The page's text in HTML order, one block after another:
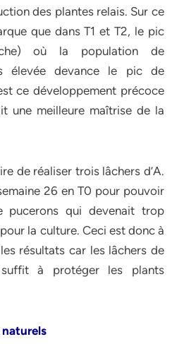
des plantes relais. Sur ce
que dans T1 et T2, le pic
où la population de
élevée devance le pic de
ce développement précoce
une meilleure maîtrise de la
de réaliser trois lâchers d’A.
26 en T0 pour pouvoir
pucerons qui devenait trop
la culture. Ceci est donc à
résultats car les lâchers de
suffit à protéger les plants